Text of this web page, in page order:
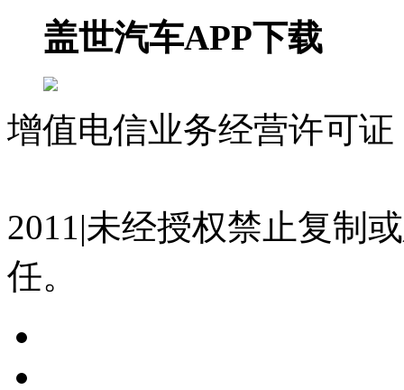
盖世汽车APP下载
增值电信业务经营许可
2011|未经授权禁止复制
任。